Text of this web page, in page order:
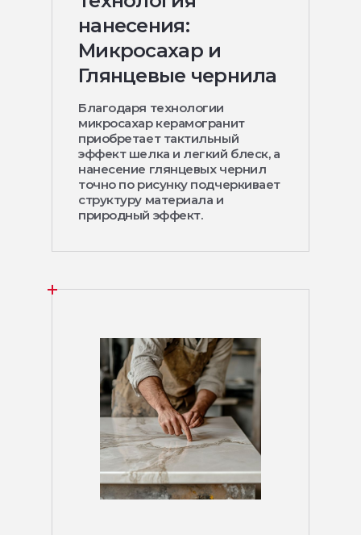
нанесения:
Микросахар и
Глянцевые чернила
Благодаря технологии
микросахар керамогранит
приобретает тактильный
эффект шелка и легкий блеск, а
нанесение глянцевых чернил
точно по рисунку подчеркивает
структуру материала и
природный эффект.